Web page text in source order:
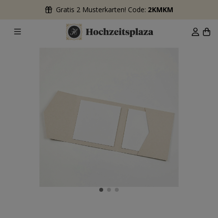
Gratis 2 Musterkarten! Code: 2KMKM